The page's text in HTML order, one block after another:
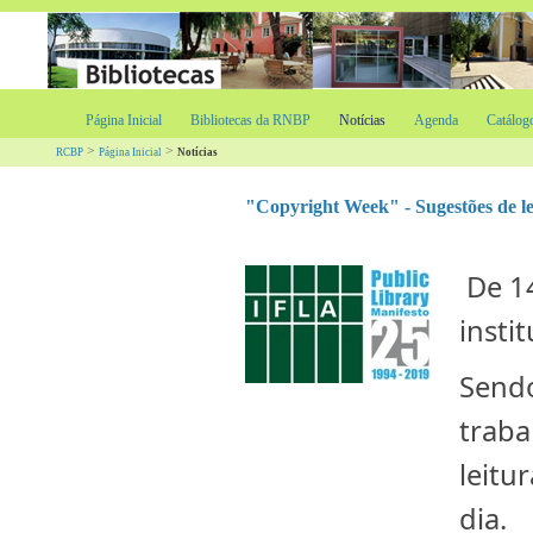
Página Inicial Bibliotecas da RNBP Notícias Agenda
RCBP > Página Inicial > Notícias
"Copyright Week" - Sugestões de
De
dia.